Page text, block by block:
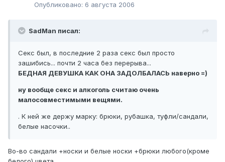
Опубликовано: 6 августа 2006
SadMan писал:
Секс был, в последние 2 раза секс был просто
зашибись... почти 2 часа без перерыва...
БЕДНАЯ ДЕВУШКА КАК ОНА ЗАДОЛБАЛАСЬ наверно =)
ну вообще секс и алкоголь считаю очень
малосовместимыми вещями.
. К ней же держу марку: брюки, рубашка, туфли/сандали,
белые насочки..
Во-во сандали +носки и белые носки +брюки любого(кроме